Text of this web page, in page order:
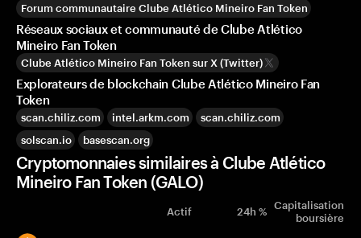
Forum communautaire Clube Atlético Mineiro Fan Token
Réseaux sociaux et communauté de Clube Atlético
Mineiro Fan Token
Clube Atlético Mineiro Fan Token sur X (Twitter)
Explorateurs de blockchain Clube Atlético Mineiro Fan
Token
scan.chiliz.com intel.arkm.com
scan.chiliz.com
solscan.io
basescan.org
Cryptomonnaies similaires à Clube Atlético
Mineiro Fan Token (GALO)
Actif 24h % Capitalisation
boursière